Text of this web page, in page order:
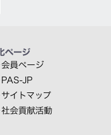
ページ
会員ページ
PAS-JP
サイトマップ
社会貢献活動